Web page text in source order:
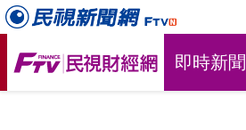
即時新聞